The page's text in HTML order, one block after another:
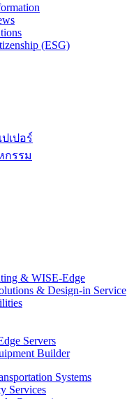
(ESG)
เปอร์
กรรม
& WISE-Edge
& Design-in Service
Servers
Builder
Systems
Services